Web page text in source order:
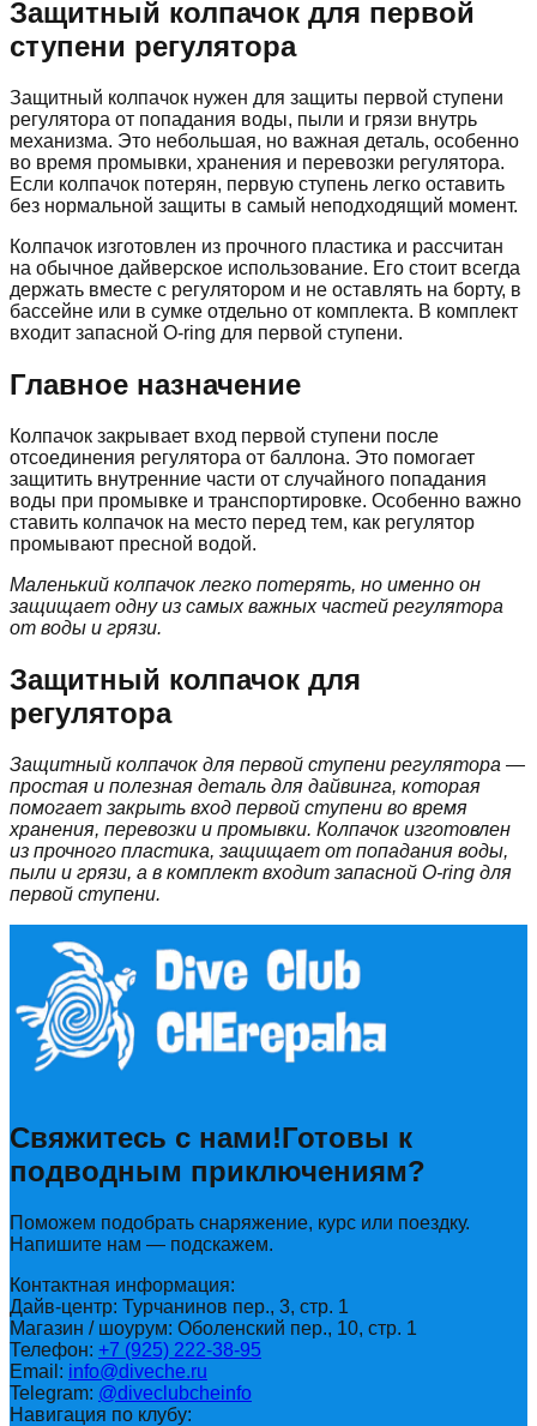
Защитный колпачок для первой
ступени регулятора
Защитный колпачок нужен для защиты первой ступени
регулятора от попадания воды, пыли и грязи внутрь
механизма. Это небольшая, но важная деталь, особенно
во время промывки, хранения и перевозки регулятора.
Если колпачок потерян, первую ступень легко оставить
без нормальной защиты в самый неподходящий момент.
Колпачок изготовлен из прочного пластика и рассчитан
на обычное дайверское использование. Его стоит всегда
держать вместе с регулятором и не оставлять на борту, в
бассейне или в сумке отдельно от комплекта. В комплект
входит запасной O-ring для первой ступени.
Главное назначение
Колпачок закрывает вход первой ступени после
отсоединения регулятора от баллона. Это помогает
защитить внутренние части от случайного попадания
воды при промывке и транспортировке. Особенно важно
ставить колпачок на место перед тем, как регулятор
промывают пресной водой.
Маленький колпачок легко потерять, но именно он
защищает одну из самых важных частей регулятора
от воды и грязи.
Защитный колпачок для
регулятора
Защитный колпачок для первой ступени регулятора —
простая и полезная деталь для дайвинга, которая
помогает закрыть вход первой ступени во время
хранения, перевозки и промывки. Колпачок изготовлен
из прочного пластика, защищает от попадания воды,
пыли и грязи, а в комплект входит запасной O-ring для
первой ступени.
Свяжитесь с нами!Готовы к
подводным приключениям?
Поможем подобрать снаряжение, курс или поездку.
Напишите нам — подскажем.
Контактная информация:
Дайв-центр: Турчанинов пер., 3, стр. 1
Магазин / шоурум: Оболенский пер., 10, стр. 1
Телефон: +7 (925) 222-38-95
Email: info@diveche.ru
Telegram: @diveclubcheinfo
Навигация по клубу: